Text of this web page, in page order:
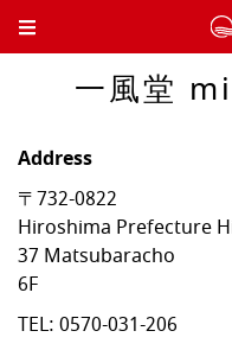
Toggle Header Menu
一風堂
Address
〒732-0822
Hiroshima Prefecture
37 Matsubaracho
6F
TEL: 0570-031-206